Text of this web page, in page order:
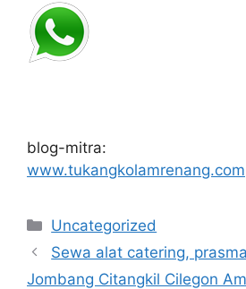
blog-mitra:
www.tukangkolamrenang.com
Categories
Uncategorized
Sewa alat catering,
Jombang Citangkil Cilegon